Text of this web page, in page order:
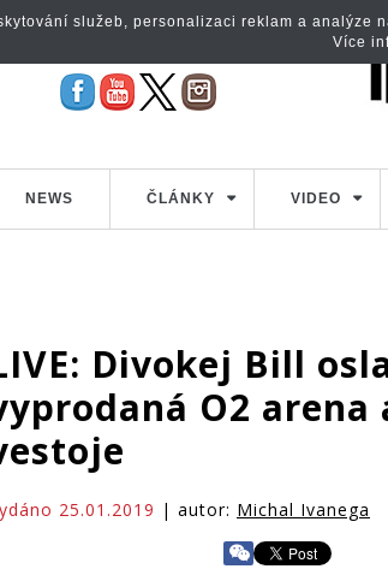
NEWS ČLÁNKY VIDEO
Divokej Bill
O2 arena
25.01.2019 | autor: Michal Ivanega
služeb, personalizaci reklam a
Více